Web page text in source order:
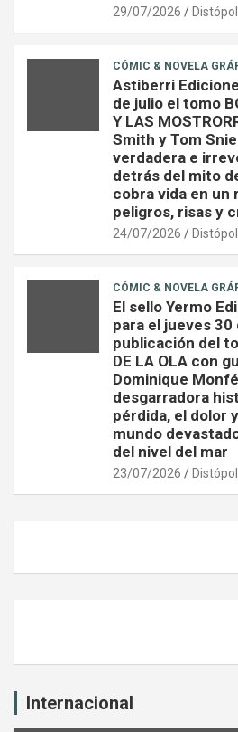
29/07/2026
CÓMIC & NOVELA
Astiberri
de julio el tomo
Y LAS
Smith y Tom
verdadera e
detrás del mito
cobra vida en un
peligros, risas y
24/07/2026
CÓMIC & NOVELA
El sello Yermo
para el jueves 30
publicación del
DE LA OLA con
Dominique
desgarradora
pérdida, el dolor
mundo
del nivel del mar
23/07/2026
Internacional